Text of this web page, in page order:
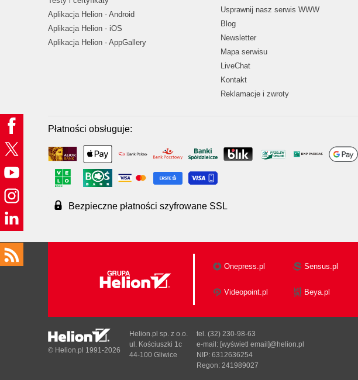
Aplikacja Helion - Android
Aplikacja Helion - iOS
Aplikacja Helion - AppGallery
Usprawnij nasz serwis WWW
Blog
Newsletter
Mapa serwisu
LiveChat
Kontakt
Reklamacje i zwroty
Płatności obsługuje:
Bezpieczne płatności szyfrowane SSL
Onepress.pl Sensus.pl
Videopoint.pl Beya.pl
© Helion.pl 1991-2026
Helion.pl sp. z o.o.
ul. Kościuszki 1c
44-100 Gliwice
tel. (32) 230-98-63
e-mail: [wyświetl email]@helion.pl
NIP: 6312636254
Regon: 241989027